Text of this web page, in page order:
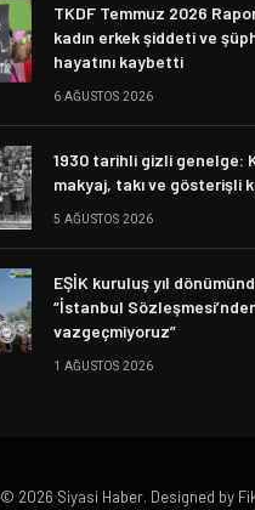
TKDF Temmuz 2026
kadın erkek şiddeti ve
hayatını kaybetti
6 AĞUSTOS 2026
1930 tarihli gizli genelge:
makyaj, takı ve gösterişli
5 AĞUSTOS 2026
EŞİK kuruluş yıl
“İstanbul
vazgeçmiyoruz”
1 AĞUSTOS 2026
© 2026 Siyasi Haber. Designed by